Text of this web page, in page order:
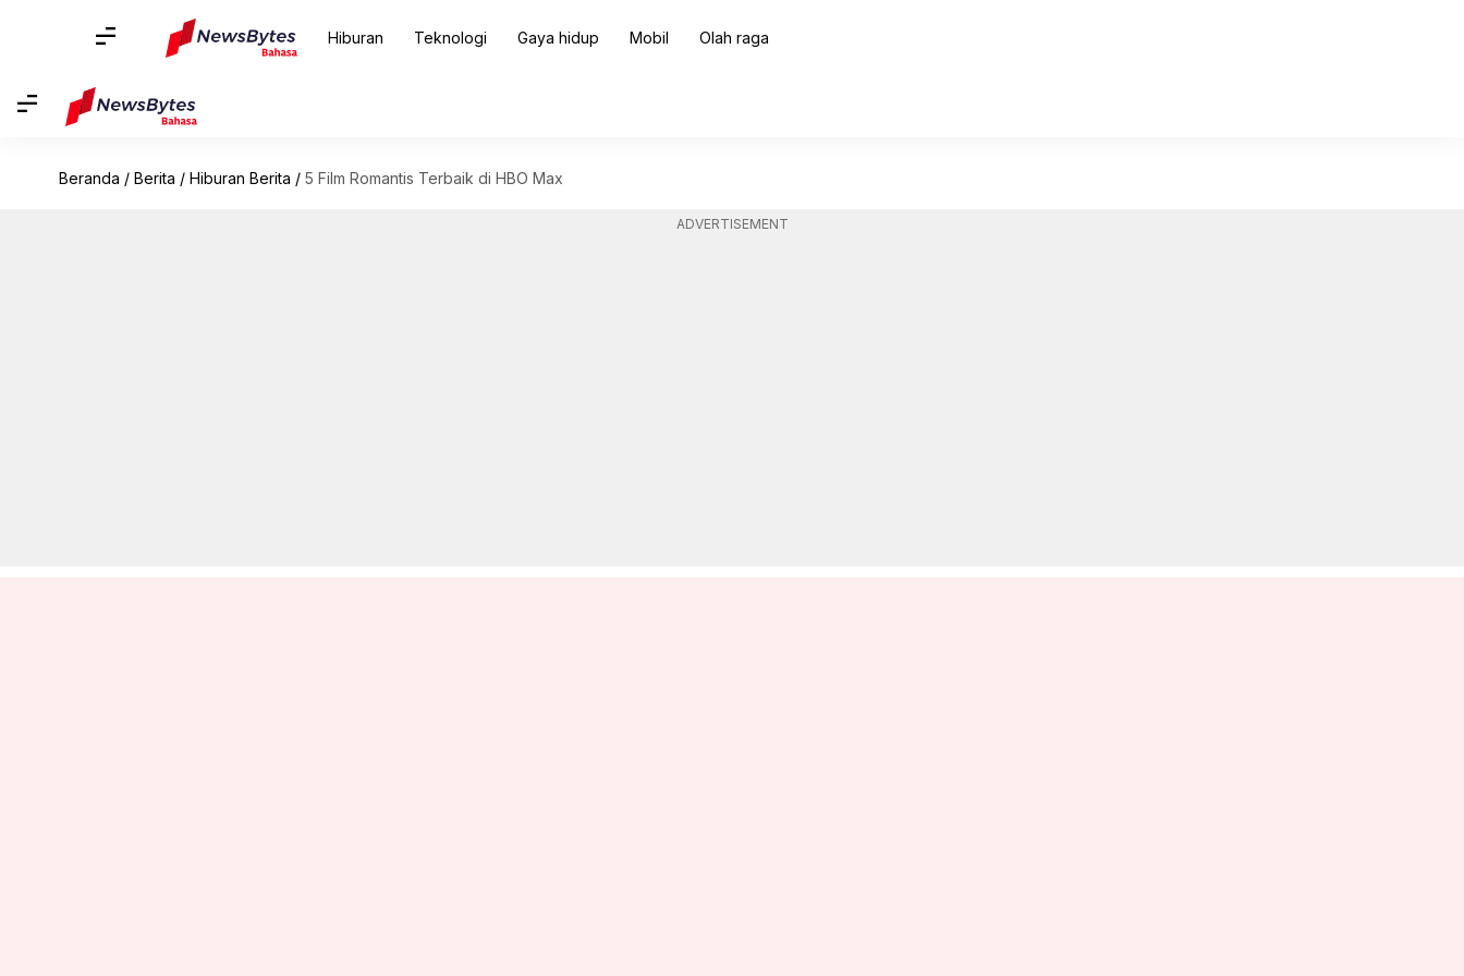
Hiburan Teknologi Gaya hidup Mobil Olah raga
Beranda / Berita / Hiburan Berita / 5 Film Romantis Terbaik di HBO Max
ADVERTISEMENT